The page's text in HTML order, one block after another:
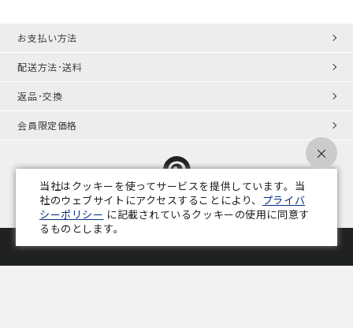
お支払い方法
配送方法･送料
返品･交換
会員限定価格
プライバシーポリシー 特定商取引法 会社概要 業務用家具コラム
当社はクッキーを使ってサービスを提供しています。当
社のウェブサイトにアクセスすることにより、 プライバ
シーポリシー に記載されているクッキーの使用に同意す
るものとします。
×